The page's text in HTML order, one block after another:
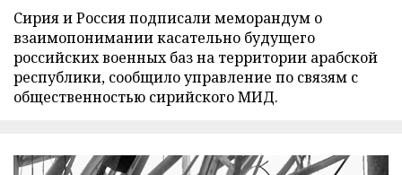
Сирия и Россия подписали меморандум о
взаимопонимании касательно будущего
российских военных баз на территории арабской
республики, сообщило управление по связям с
общественностью сирийского МИД.